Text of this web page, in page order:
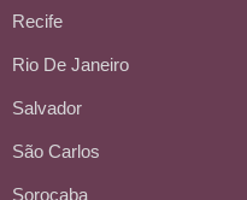
Recife
Rio De Janeiro
Salvador
São Carlos
Sorocaba